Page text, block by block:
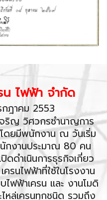
ไฟฟ้า จำกัด
ฎาคม 2553
ริญ วิศวกรชำนาญการ
ดยมีพนักงาน ณ วันเริ่ม
งานประมาณ 80 คน
ดำเนินการธุรกิจเกี่ยว
รนไฟฟ้าที่ใช้ในโรงงาน
ฟฟ้าเครน และ งานโมดิ
หล่เครนทุกชนิด รวมถึง